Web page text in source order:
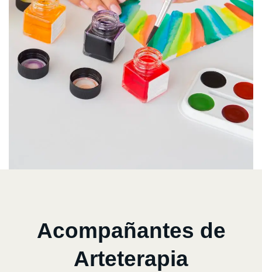
Acompañantes de
Arteterapia